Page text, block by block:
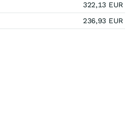
322,13 EUR
236,93 EUR